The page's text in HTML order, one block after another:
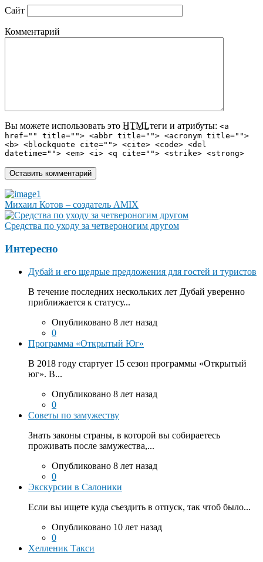
Сайт
Комментарий
Вы можете использовать это HTMLтеги и атрибуты: <a
href="" title=""> <abbr title=""> <acronym title="">
<b> <blockquote cite=""> <cite> <code> <del
datetime=""> <em> <i> <q cite=""> <strike> <strong>
Михаил Котов – создатель AMIX
Средства по уходу за четвероногим другом
Интересно
Дубай и его щедрые предложения для гостей и туристов
В течение последних нескольких лет Дубай уверенно
приближается к статусу...
Опубликовано 8 лет назад
0
Программа «Открытый Юг»
В 2018 году стартует 15 сезон программы «Открытый
юг». В...
Опубликовано 8 лет назад
0
Советы по замужеству
Знать законы страны, в которой вы собираетесь
проживать после замужества,...
Опубликовано 8 лет назад
0
Экскурсии в Салоники
Если вы ищете куда съездить в отпуск, так чтоб было...
Опубликовано 10 лет назад
0
Хелленик Такси